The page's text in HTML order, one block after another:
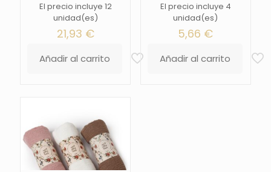
El precio incluye 12
unidad(es)
21,93 €
Añadir al carrito
El precio incluye 4
unidad(es)
5,66 €
Añadir al carrito